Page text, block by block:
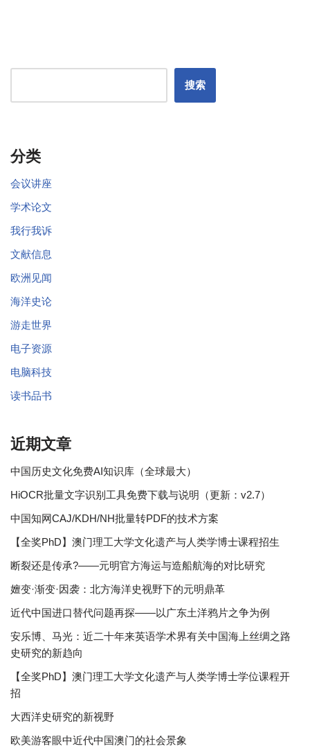
搜索
分类
会议讲座
学术论文
我行我诉
文献信息
欧洲见闻
海洋史论
游走世界
电子资源
电脑科技
读书品书
近期文章
中国历史文化免费AI知识库（全球最大）
HiOCR批量文字识别工具免费下载与说明（更新：v2.7）
中国知网CAJ/KDH/NH批量转PDF的技术方案
【全奖PhD】澳门理工大学文化遗产与人类学博士课程招生
断裂还是传承?——元明官方海运与造船航海的对比研究
嬗变·渐变·因袭：北方海洋史视野下的元明鼎革
近代中国进口替代问题再探——以广东土洋鸦片之争为例
安乐博、马光：近二十年来英语学术界有关中国海上丝绸之路
史研究的新趋向
【全奖PhD】澳门理工大学文化遗产与人类学博士学位课程开
招
大西洋史研究的新视野
欧美游客眼中近代中国澳门的社会景象